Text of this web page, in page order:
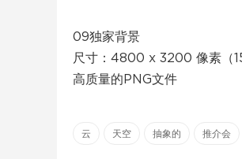
09独家背景
尺寸：4800 x 3200 像素（
高质量的PNG文件
云 天空 抽象的 推介会